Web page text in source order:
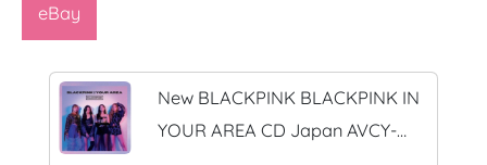
eBay
New BLACKPINK BLACKPINK IN
YOUR AREA CD Japan AVCY-